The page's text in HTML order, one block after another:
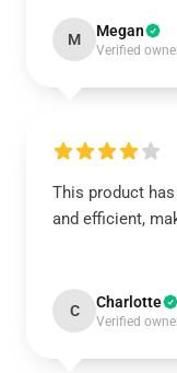
M Megan
Verified
This product
and efficient,
C Charlotte
Verified